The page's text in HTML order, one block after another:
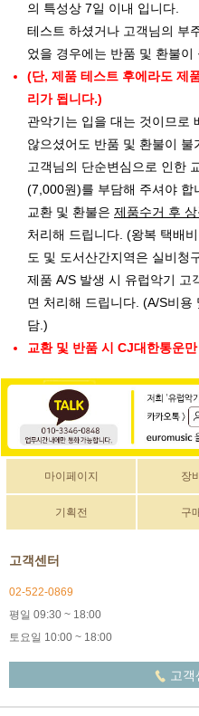
의 특성상 7일 이내 입니다.
테스트 하셨거나 고객님의 부
었을 경우에는 반품 및 환불이
(단, 제품 테스트 후에라도 제
리가 됩니다.)
관악기는 입을 대는 것이므로
않으셨어도 반품 및 환불이 불
고객님의 단순변심으로 인한
(7,000원)를 부담해 주셔야 합
교환 및 환불은 제품수거 후
처리해 드립니다. (왕복 택배
도 및 도서산간지역은 실비청
제품 A/S 발생 시 유럽악기 고
면 처리해 드립니다. (A/S비
담.)
교환 및 반품 시 CJ대한통운
마이페이지 장
기획전 구
고객센터
02-522-0869
평일 09:30 ~ 18:00
토요일 10:00 ~ 18:00
고객